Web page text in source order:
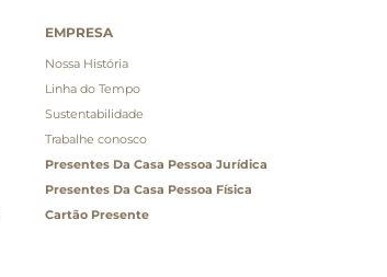
EMPRESA
Nossa História
Linha do Tempo
Sustentabilidade
Trabalhe conosco
Presentes Da Casa Pessoa Jurídica
Presentes Da Casa Pessoa Física
Cartão Presente